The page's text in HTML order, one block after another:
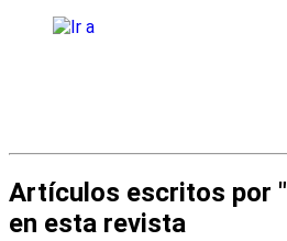
Artículos escritos por "
en esta revista